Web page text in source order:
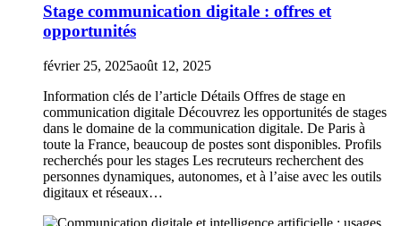
Stage communication digitale : offres et
opportunités
février 25, 2025août 12, 2025
Information clés de l’article Détails Offres de stage en
communication digitale Découvrez les opportunités de stages
dans le domaine de la communication digitale. De Paris à
toute la France, beaucoup de postes sont disponibles. Profils
recherchés pour les stages Les recruteurs recherchent des
personnes dynamiques, autonomes, et à l’aise avec les outils
digitaux et réseaux…